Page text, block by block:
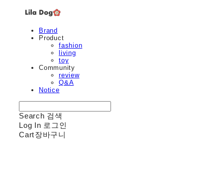
Brand
Product
fashion
living
toy
Community
review
Q&A
Notice
Search 검색
Log In 로그인
Cart장바구니